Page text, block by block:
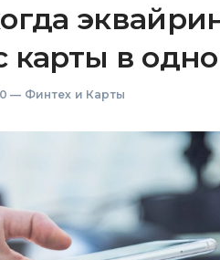
карты в
— Финтех и Карты